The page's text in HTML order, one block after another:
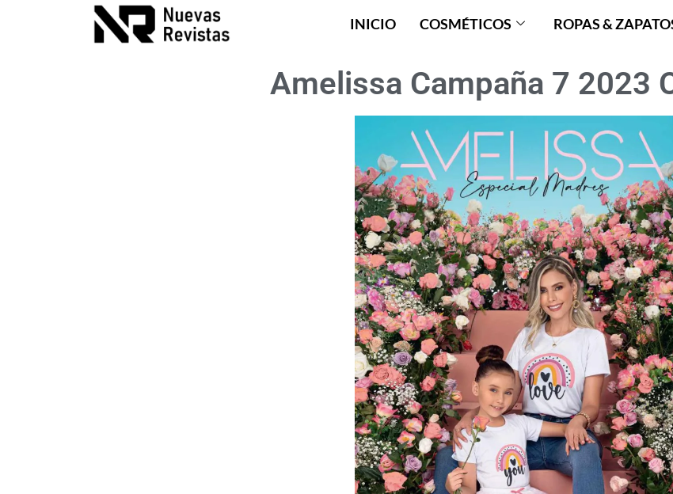
INICIO COSMÉTICOS ROPAS &
Amelissa Campaña 7 2023